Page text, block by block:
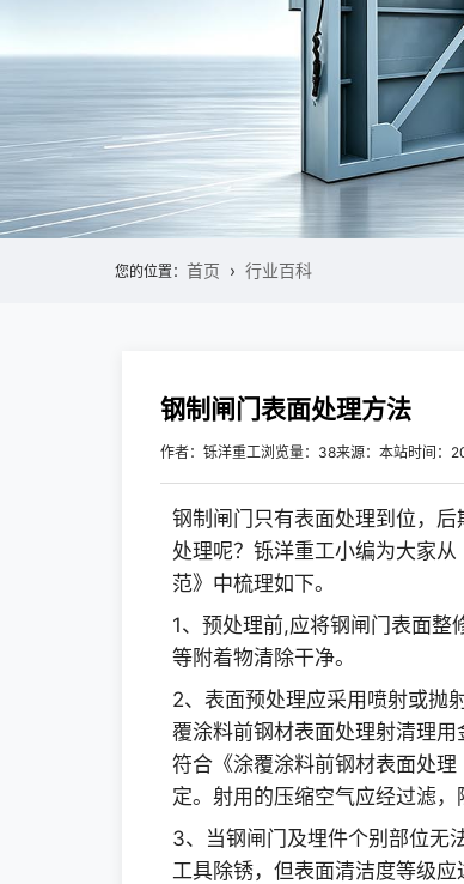
您的位置： 首页 行业百科
钢制闸门表面处理方法
作者：铄洋重工浏览量：38来源：本站时间：
钢制闸门只有表面处理到位，
处理呢？铄洋重工小编为大家
范》中梳理如下。
1、预处理前,应将钢闸门表面
等附着物清除干净。
2、表面预处理应采用喷射或抛
覆涂料前钢材表面处理射清理
符合《涂覆涂料前钢材表面处
定。射用的压缩空气应经过滤，
3、当钢闸门及埋件个别部位无
工具除锈，但表面清洁度等级